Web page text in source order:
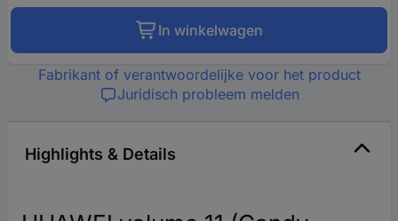
In winkelwagen
Fabrikant of verantwoordelijke voor het product
Juridisch probleem melden
Highlights & Details